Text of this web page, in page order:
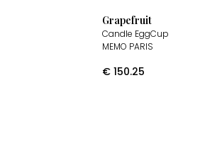
Grapefruit
Candle EggCup
MEMO PARIS
€ 150.25